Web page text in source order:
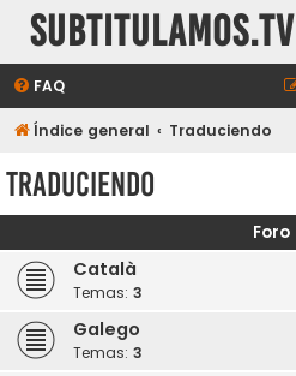
subtitulamos.tv
FAQ
Índice general Traduciendo
Traduciendo
Foro
Català
Temas: 3
Galego
Temas: 3